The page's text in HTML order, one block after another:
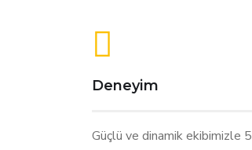
Deneyim
Güçlü ve dinamik ekibimizle 5